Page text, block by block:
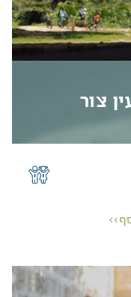
הילדות
צור
גדולים